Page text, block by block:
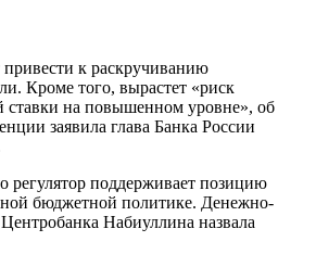
к раскручиванию
Кроме того, вырастет «риск
ставки на повышенном уровне», об
заявила глава Банка России
регулятор поддерживает позицию
бюджетной политике. Денежно-
Набиуллина назвала